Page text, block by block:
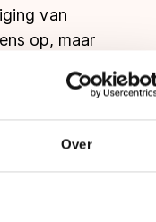
Over
van
op, maar
stonden
ik nog